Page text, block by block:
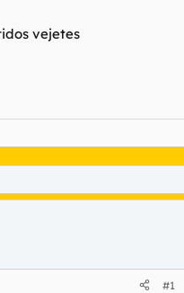
vejetes
#1